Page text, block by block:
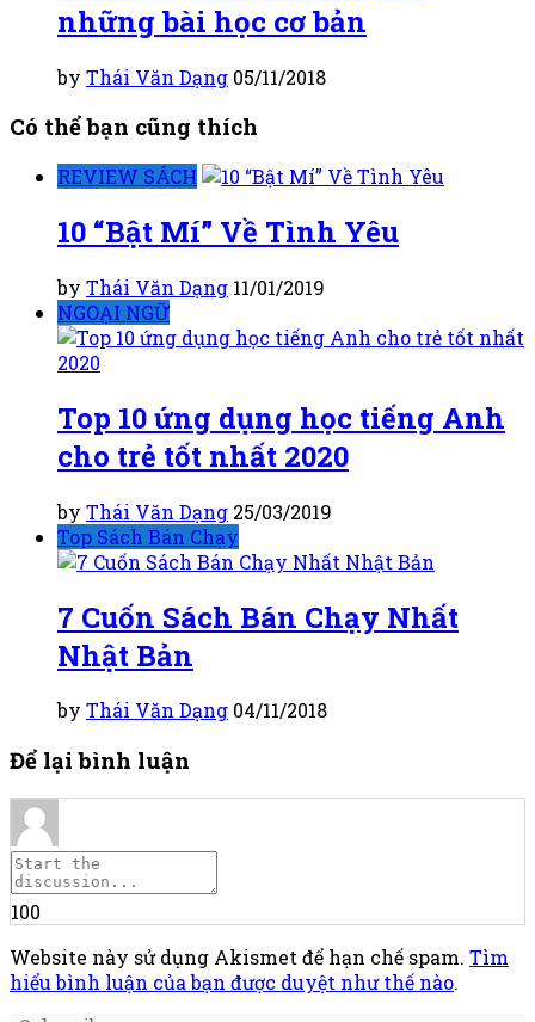
những bài học cơ bản
by Thái Văn Dạng 05/11/2018
Có thể bạn cũng thích
REVIEW SÁCH
10 “Bật Mí” Về Tình Yêu
by Thái Văn Dạng 11/01/2019
NGOẠI NGỮ
Top 10 ứng dụng học tiếng Anh
cho trẻ tốt nhất 2020
by Thái Văn Dạng 25/03/2019
Top Sách Bán Chạy
7 Cuốn Sách Bán Chạy Nhất
Nhật Bản
by Thái Văn Dạng 04/11/2018
Để lại bình luận
100
Website này sử dụng Akismet để hạn chế spam. Tìm
hiểu bình luận của bạn được duyệt như thế nào.